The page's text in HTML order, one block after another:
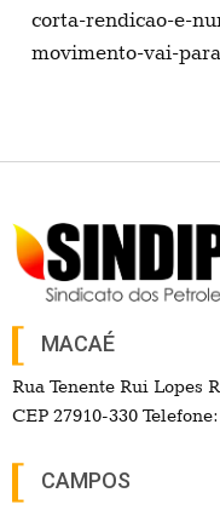
corta-rendicao-e-
movimento-vai-
MACAÉ
Rua Tenente Rui Lopes
CEP 27910-330
CAMPOS